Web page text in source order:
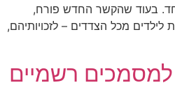
בעוד שהקשר החדש פורח,
לילדים מכל הצדדים – לזכויותיהם,
למסמכים רשמיים